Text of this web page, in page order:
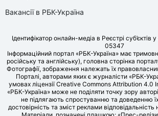
Вакансії в РБК-Україна
Ідентифікатор онлайн-медіа в Реєстрі
05347
Інформаційний портал «РБК-Україна» має
російську та англійську), головна сторінка
Фотографії, зображення належать їх
Порталі, авторами яких є журналісти «РБК-
умовах ліцензії Creative Commons Attribution 4.0
«РБК-Україна» може не поділяти точку зору
не підлягають спростуванню та доведенню
достовірність та зміст реклами